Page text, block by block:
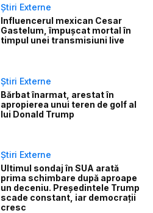
Știri Externe
Influencerul mexican Cesar
Gastelum, împușcat mortal în
timpul unei transmisiuni live
Știri Externe
Bărbat înarmat, arestat în
apropierea unui teren de golf al
lui Donald Trump
Știri Externe
Ultimul sondaj în SUA arată
prima schimbare după aproape
un deceniu. Președintele Trump
scade constant, iar democrații
cresc